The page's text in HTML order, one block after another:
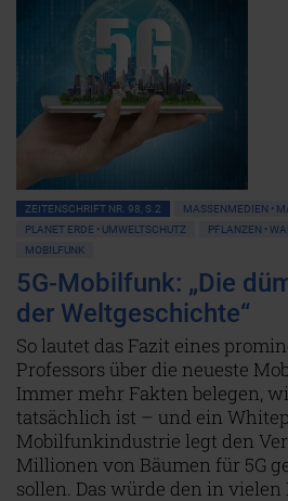
ZEITENSCHRIFT NR. 98, S.2
MASSENMEDIEN •
PLANET ERDE • UMWELTSCHUTZ
PFLANZEN •
MOBILFUNK
5G-Mobilfunk: „Die
der Weltgeschichte“
So lautet das Fazit eines
Professors über die neueste
Immer mehr Fakten belegen,
tatsächlich ist – und ein
Mobilfunkindustrie legt den
Millionen von Bäumen für 5G
sollen. Das würde den in